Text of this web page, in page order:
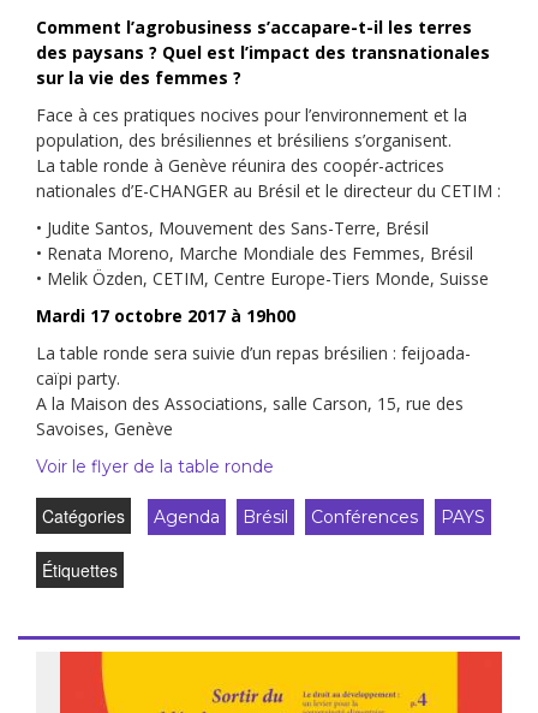
Comment l’agrobusiness s’accapare-t-il les terres
des paysans ? Quel est l’impact des transnationales
sur la vie des femmes ?
Face à ces pratiques nocives pour l’environnement et la
population, des brésiliennes et brésiliens s’organisent.
La table ronde à Genève réunira des coopér-actrices
nationales d’E-CHANGER au Brésil et le directeur du CETIM :
• Judite Santos, Mouvement des Sans-Terre, Brésil
• Renata Moreno, Marche Mondiale des Femmes, Brésil
• Melik Özden, CETIM, Centre Europe-Tiers Monde, Suisse
Mardi 17 octobre 2017 à 19h00
La table ronde sera suivie d’un repas brésilien : feijoada-
caïpi party.
A la Maison des Associations, salle Carson, 15, rue des
Savoises, Genève
Voir le flyer de la table ronde
Catégories Agenda Brésil Conférences PAYS
Étiquettes